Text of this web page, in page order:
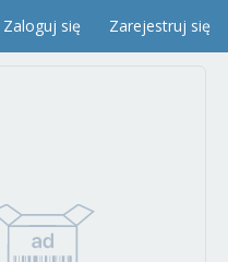
Zaloguj się Zarejestruj się